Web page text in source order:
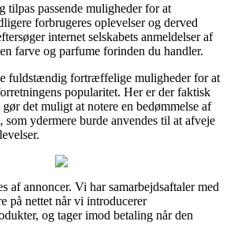
tilpas passende muligheder for at
forbrugeres oplevelser og derved
internet selskabets anmeldelser af
farve og parfume forinden du handler.
fuldstændig fortræffelige muligheder for at
popularitet. Her er der faktisk
det muligt at notere en bedømmelse af
som ydermere burde anvendes til at afveje
af annoncer. Vi har samarbejdsaftaler med
på nettet når vi introducerer
og tager imod betaling når den